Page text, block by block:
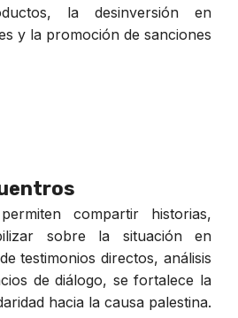
la desinversión en
y la promoción de sanciones
compartir historias,
sobre la situación en
testimonios directos, análisis
de diálogo, se fortalece la
hacia la causa palestina.